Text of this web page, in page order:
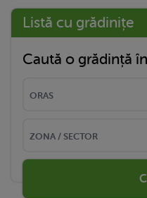
Listă cu grădinițe
Caută o grădință